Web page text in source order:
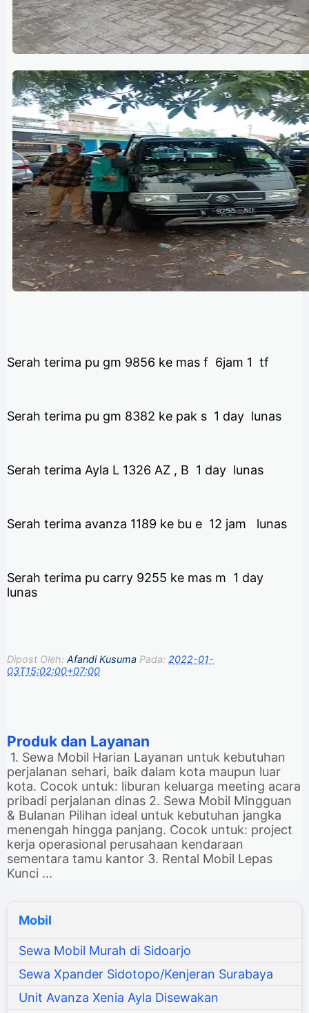
Serah terima pu gm 9856 ke mas f 6jam 1 tf
Serah terima pu gm 8382 ke pak s 1 day lunas
Serah terima Ayla L 1326 AZ , B 1 day lunas
Serah terima avanza 1189 ke bu e 12 jam lunas
Serah terima pu carry 9255 ke mas m 1 day
lunas
Dipost Oleh: Afandi Kusuma Pada: 2022-01-
03T15:02:00+07:00
Produk dan Layanan
1. Sewa Mobil Harian Layanan untuk kebutuhan
perjalanan sehari, baik dalam kota maupun luar
kota. Cocok untuk: liburan keluarga meeting acara
pribadi perjalanan dinas 2. Sewa Mobil Mingguan
& Bulanan Pilihan ideal untuk kebutuhan jangka
menengah hingga panjang. Cocok untuk: project
kerja operasional perusahaan kendaraan
sementara tamu kantor 3. Rental Mobil Lepas
Kunci ...
Mobil
Sewa Mobil Murah di Sidoarjo
Sewa Xpander Sidotopo/Kenjeran Surabaya
Unit Avanza Xenia Ayla Disewakan